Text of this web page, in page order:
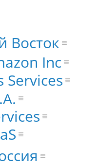
Services
Inc
Восток